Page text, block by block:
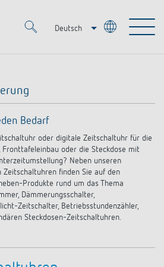
Deutsch
OEM
Bedarf
oder digitale Zeitschaltuhr für die
Fronttafeleinbau oder die Steckdose mit
Neben unseren
Zeitschaltuhren finden Sie auf den
Produkte rund um das Thema
Dämmerungsschalter,
Zeitschalter, Betriebsstundenzähler,
Steckdosen-Zeitschaltuhren.